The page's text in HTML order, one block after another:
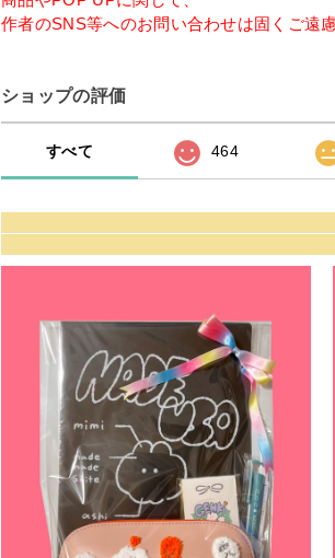
作者のSNS等へのお問い合わせは固くご遠
ショップの評価
すべて 464